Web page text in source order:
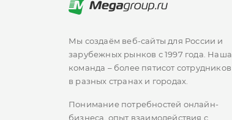
Мы создаём веб-сайты для России и
зарубежных рынков с 1997 года. Наша
команда – более пятисот сотрудников
в разных странах и городах.
Понимание потребностей онлайн-
бизнеса, опыт взаимодействия с